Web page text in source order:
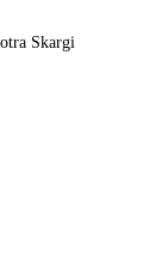
Skargi